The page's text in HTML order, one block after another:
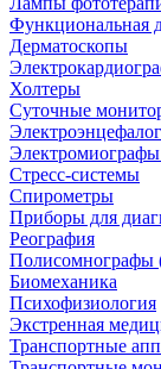
Функциональная
Дерматоскопы
Холтеры
Суточные
Стресс-системы
Спирометры
Приборы для
Реография
Биомеханика
Психофизиология
Экстренная
Транспортные